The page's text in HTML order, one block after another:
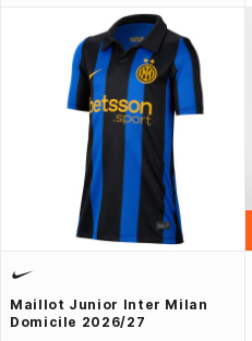
Maillot Junior Inter Milan
Domicile 2026/27